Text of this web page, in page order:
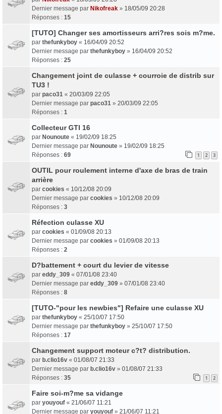
Dernier message par Nikofreak » 18/05/09 20:28
Réponses : 15
[TUTO] Changer ses amortisseurs arri?res sois m?me.
par thefunkyboy « 16/04/09 20:52
Dernier message par thefunkyboy » 16/04/09 20:52
Réponses : 25
Changement joint de culasse + courroie de distrib sur
TU3 !
par paco31 « 20/03/09 22:05
Dernier message par paco31 » 20/03/09 22:05
Réponses : 1
Collecteur GTI 16
par Nounoute « 19/02/09 18:25
Dernier message par Nounoute » 19/02/09 18:25
Réponses : 69 1 2 3
OUTIL pour roulement interne d'axe de bras de train
arrière
par cookies « 10/12/08 20:09
Dernier message par cookies » 10/12/08 20:09
Réponses : 3
Réfection culasse XU
par cookies « 01/09/08 20:13
Dernier message par cookies » 01/09/08 20:13
Réponses : 2
D?battement + court du levier de vitesse
par eddy_309 « 07/01/08 23:40
Dernier message par eddy_309 » 07/01/08 23:40
Réponses : 8
[TUTO-"pour les newbies"] Refaire une culasse XU
par thefunkyboy « 25/10/07 17:50
Dernier message par thefunkyboy » 25/10/07 17:50
Réponses : 17
Changement support moteur c?t? distribution.
par b.clio16v « 01/08/07 21:33
Dernier message par b.clio16v » 01/08/07 21:33
Réponses : 35 1 2
Faire soi-m?me sa vidange
par youyouf « 21/06/07 11:21
Dernier message par youyouf » 21/06/07 11:21